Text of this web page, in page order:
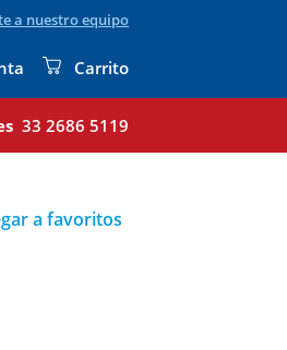
a nuestro equipo
Carrito
33 2686 5119
a favoritos